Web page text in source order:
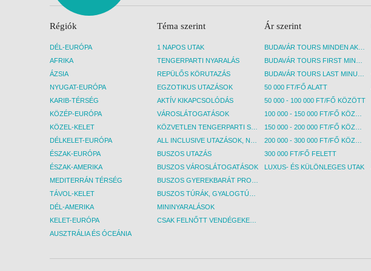
Régiók
DÉL-EURÓPA
AFRIKA
ÁZSIA
NYUGAT-EURÓPA
KARIB-TÉRSÉG
KÖZÉP-EURÓPA
KÖZEL-KELET
DÉLKELET-EURÓPA
ÉSZAK-EURÓPA
ÉSZAK-AMERIKA
MEDITERRÁN TÉRSÉG
TÁVOL-KELET
DÉL-AMERIKA
KELET-EURÓPA
AUSZTRÁLIA ÉS ÓCEÁNIA
Téma szerint
1 NAPOS UTAK
TENGERPARTI NYARALÁS
REPÜLŐS KÖRUTAZÁS
EGZOTIKUS UTAZÁSOK
AKTÍV KIKAPCSOLÓDÁS
VÁROSLÁTOGATÁSOK
BUSZOS UTAZÁS
BUSZOS VÁROSLÁTOGATÁSOK
MININYARALÁSOK
Ár szerint
50 000 FT/FŐ ALATT
50 000 - 100 000 FT/FŐ KÖZÖTT
300 000 FT/FŐ FELETT
LUXUS- ÉS KÜLÖNLEGES UTAK